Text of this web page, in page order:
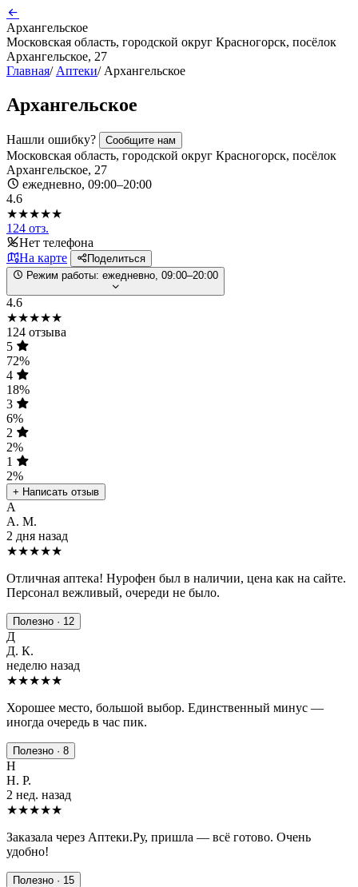
Архангельское
Московская область, городской округ Красногорск, посёлок
Архангельское, 27
Главная/ Аптеки/ Архангельское
Архангельское
Нашли ошибку? Сообщите нам
Московская область, городской округ Красногорск, посёлок
Архангельское, 27
ежедневно, 09:00–20:00
4.6
★★★★★
124 отз.
Нет телефона
На карте
Поделиться
Режим работы: ежедневно, 09:00–20:00
4.6
★★★★★
124 отзыва
5
72%
4
18%
3
6%
2
2%
1
2%
+ Написать отзыв
А
А. М.
2 дня назад
★★★★★
Отличная аптека! Нурофен был в наличии, цена как на сайте.
Персонал вежливый, очереди не было.
Полезно · 12
Д
Д. К.
неделю назад
★★★★★
Хорошее место, большой выбор. Единственный минус —
иногда очередь в час пик.
Полезно · 8
Н
Н. Р.
2 нед. назад
★★★★★
Заказала через Аптеки.Ру, пришла — всё готово. Очень
удобно!
Полезно · 15